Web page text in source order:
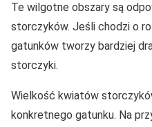
Te wilgotne obszary są
storczyków. Jeśli chodzi o
gatunków tworzy bardziej
storczyki.
Wielkość kwiatów
konkretnego gatunku. Na